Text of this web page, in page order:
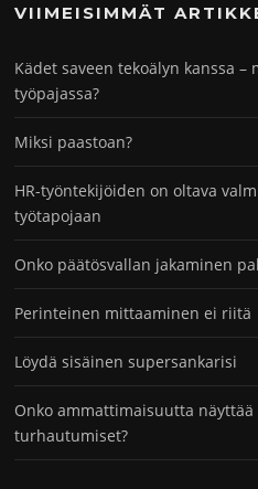
VIIMEISIMMÄT
Kädet saveen tekoälyn kanssa
työpajassa?
Miksi paastoan?
HR-työntekijöiden on oltava
työtapojaan
Onko päätösvallan jakaminen
Perinteinen mittaaminen ei riitä
Löydä sisäinen supersankarisi
Onko ammattimaisuutta
turhautumiset?